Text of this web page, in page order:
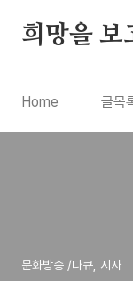
희망을 보
Home 글목
문화방송 /다큐, 시사